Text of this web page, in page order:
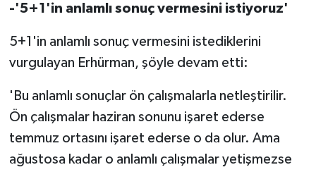
-'5+1'in anlamlı sonuç vermesini istiyoruz'
5+1'in anlamlı sonuç vermesini istediklerini
vurgulayan Erhürman, şöyle devam etti:
'Bu anlamlı sonuçlar ön çalışmalarla netleştirilir.
Ön çalışmalar haziran sonunu işaret ederse
temmuz ortasını işaret ederse o da olur. Ama
ağustosa kadar o anlamlı çalışmalar yetişmezse